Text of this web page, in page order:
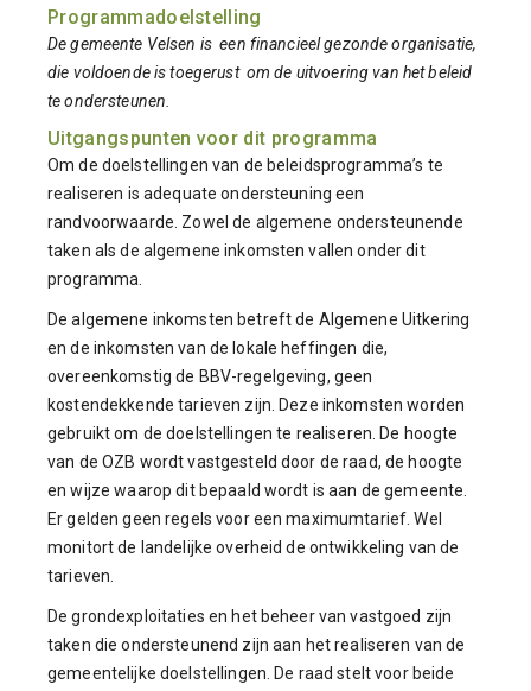
Programmadoelstelling
De gemeente Velsen is een financieel gezonde organisatie,
die voldoende is toegerust om de uitvoering van het beleid
te ondersteunen.
Uitgangspunten voor dit programma
Om de doelstellingen van de beleidsprogramma’s te
realiseren is adequate ondersteuning een
randvoorwaarde. Zowel de algemene ondersteunende
taken als de algemene inkomsten vallen onder dit
programma.
De algemene inkomsten betreft de Algemene Uitkering
en de inkomsten van de lokale heffingen die,
overeenkomstig de BBV-regelgeving, geen
kostendekkende tarieven zijn. Deze inkomsten worden
gebruikt om de doelstellingen te realiseren. De hoogte
van de OZB wordt vastgesteld door de raad, de hoogte
en wijze waarop dit bepaald wordt is aan de gemeente.
Er gelden geen regels voor een maximumtarief. Wel
monitort de landelijke overheid de ontwikkeling van de
tarieven.
De grondexploitaties en het beheer van vastgoed zijn
taken die ondersteunend zijn aan het realiseren van de
gemeentelijke doelstellingen. De raad stelt voor beide